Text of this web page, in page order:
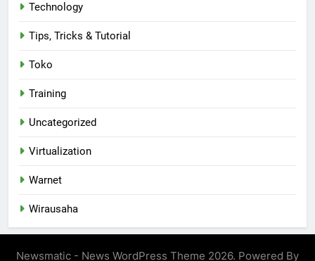
Technology
Tips, Tricks & Tutorial
Toko
Training
Uncategorized
Virtualization
Warnet
Wirausaha
Newsmatic - News WordPress Theme 2026. Powered By